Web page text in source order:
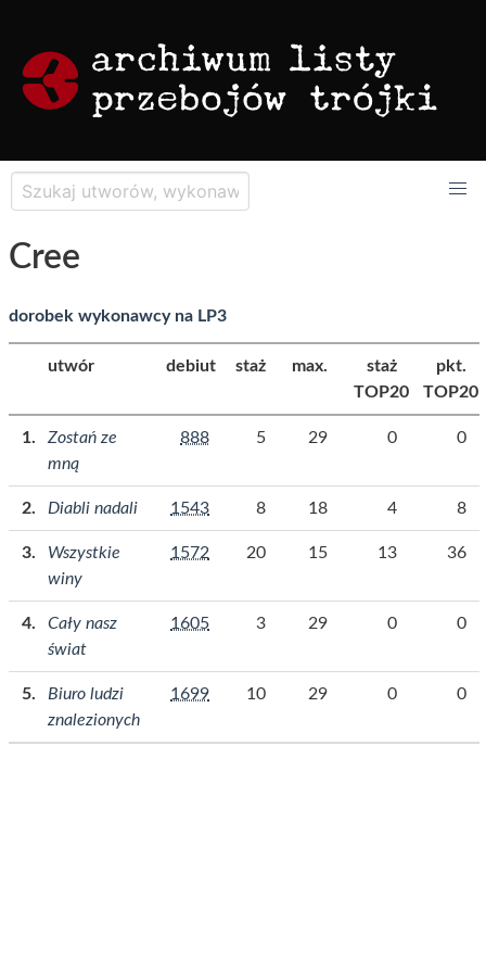
Cree
dorobek wykonawcy na LP3
utwór debiut staż max.
staż
TOP20
pkt.
TOP20
Zostań ze
mną
888 5 29 0 0
Diabli nadali 1543 8 18 4 8
Wszystkie
winy
1572 20 15 13 36
Cały nasz
świat
1605 3 29 0 0
Biuro ludzi
znalezionych
1699 10 29 0 0